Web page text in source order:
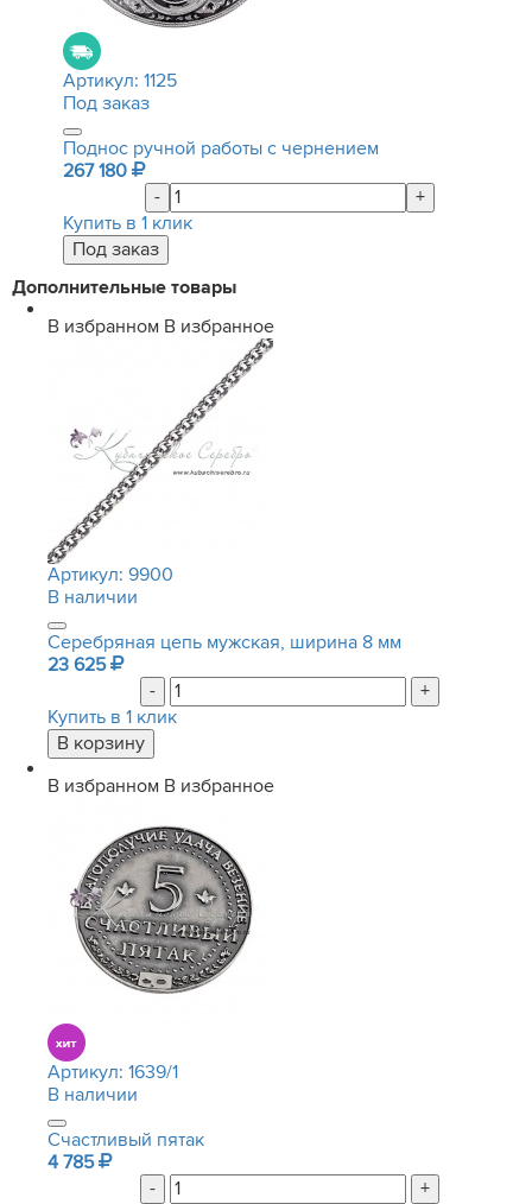
Артикул: 1125
Под заказ
Поднос ручной работы с чернением
267 180
-
+
Купить в 1 клик
Дополнительные товары
В избранном В избранное
Артикул: 9900
В наличии
Серебряная цепь мужская, ширина 8 мм
23 625
-
+
Купить в 1 клик
В избранном В избранное
Артикул: 1639/1
В наличии
Счастливый пятак
4 785
-
+